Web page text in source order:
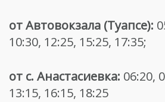
от Автовокзала (Туапсе):
10:30, 12:25, 15:25, 17:35;
от с. Анастасиевка: 06:20,
13:15, 16:15, 18:25